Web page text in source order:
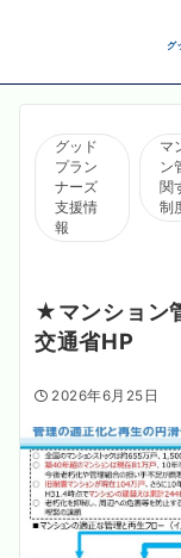
グ
グッド
プラン
ナーズ
支援情
報
マ
ン
関
制
★マンション
交通省HP
2026年6月25日